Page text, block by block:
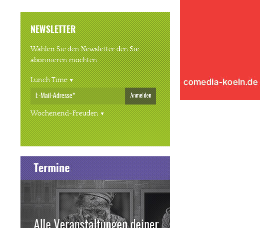
NEWSLETTER
Wählen Sie den Newsletter den Sie
abonnieren möchten.
Lunch Time
Anmelden
Wochenend-Freuden